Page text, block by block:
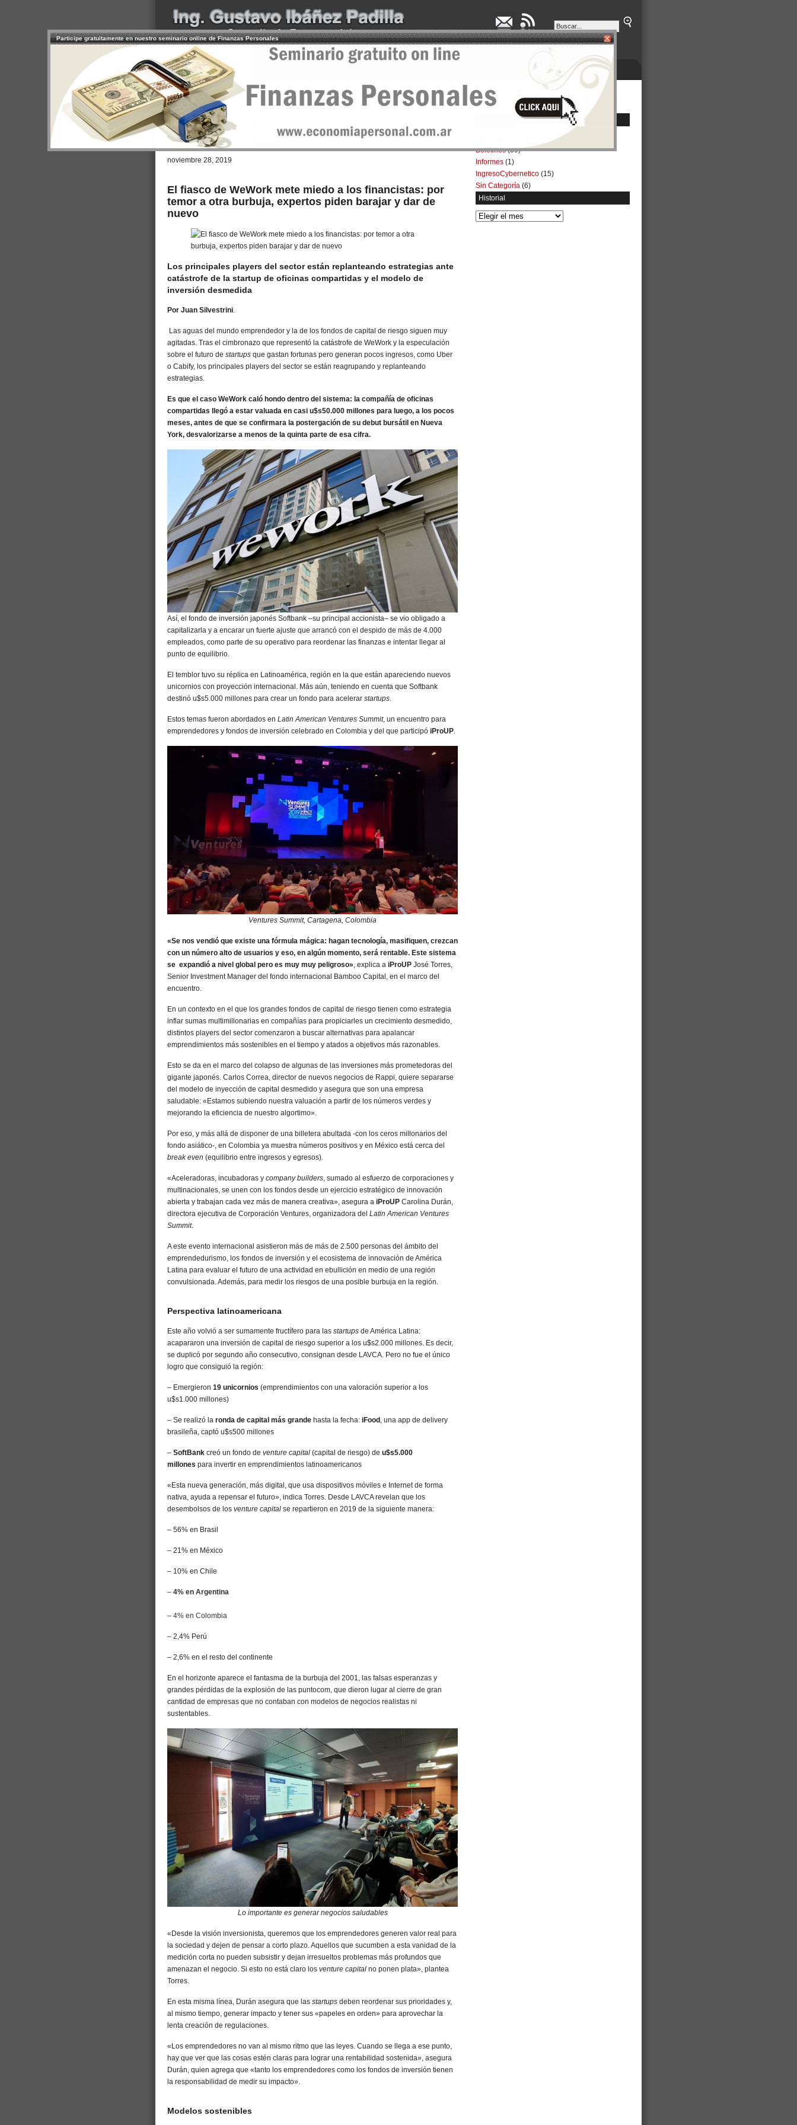
INICIO SERVICIOS BOLETINES NEGOCIOS
CONTACTO USUARIO
Browse >Home/
El fiasco de We Work
noviembre 28, 2019
El fiasco de WeWork mete miedo a los financistas: por
temor a otra burbuja, expertos piden barajar y dar de
nuevo
Los principales players del sector están replanteando estrategias ante
catástrofe de la startup de oficinas compartidas y el modelo de
inversión desmedida
Por Juan Silvestrini.
Las aguas del mundo emprendedor y la de los fondos de capital de riesgo siguen muy
agitadas. Tras el cimbronazo que representó la catástrofe de WeWork y la especulación
sobre el futuro de startups que gastan fortunas pero generan pocos ingresos, como Uber
o Cabify, los principales players del sector se están reagrupando y replanteando
estrategias.
Es que el caso WeWork caló hondo dentro del sistema: la compañía de oficinas
compartidas llegó a estar valuada en casi u$s50.000 millones para luego, a los pocos
meses, antes de que se confirmara la postergación de su debut bursátil en Nueva
York, desvalorizarse a menos de la quinta parte de esa cifra.
Así, el fondo de inversión japonés Softbank –su principal accionista– se vio obligado a
capitalizarla y a encarar un fuerte ajuste que arrancó con el despido de más de 4.000
empleados, como parte de su operativo para reordenar las finanzas e intentar llegar al
punto de equilibrio.
El temblor tuvo su réplica en Latinoamérica, región en la que están apareciendo nuevos
unicornios con proyección internacional. Más aún, teniendo en cuenta que Softbank
destinó u$s5.000 millones para crear un fondo para acelerar startups.
Estos temas fueron abordados en Latin American Ventures Summit, un encuentro para
emprendedores y fondos de inversión celebrado en Colombia y del que participó iProUP.
Ventures Summit, Cartagena, Colombia
«Se nos vendió que existe una fórmula mágica: hagan tecnología, masifiquen, crezcan
con un número alto de usuarios y eso, en algún momento, será rentable. Este sistema
se expandió a nivel global pero es muy muy peligroso», explica a iProUP José Torres,
Senior Investment Manager del fondo internacional Bamboo Capital, en el marco del
encuentro.
En un contexto en el que los grandes fondos de capital de riesgo tienen como estrategia
inflar sumas multimillonarias en compañías para propiciarles un crecimiento desmedido,
distintos players del sector comenzaron a buscar alternativas para apalancar
emprendimientos más sostenibles en el tiempo y atados a objetivos más razonables.
Esto se da en el marco del colapso de algunas de las inversiones más prometedoras del
gigante japonés. Carlos Correa, director de nuevos negocios de Rappi, quiere separarse
del modelo de inyección de capital desmedido y asegura que son una empresa
saludable: «Estamos subiendo nuestra valuación a partir de los números verdes y
mejorando la eficiencia de nuestro algortimo».
Por eso, y más allá de disponer de una billetera abultada -con los ceros millonarios del
fondo asiático-, en Colombia ya muestra números positivos y en México está cerca del
break even (equilibrio entre ingresos y egresos).
«Aceleradoras, incubadoras y company builders, sumado al esfuerzo de corporaciones y
multinacionales, se unen con los fondos desde un ejercicio estratégico de innovación
abierta y trabajan cada vez más de manera creativa», asegura a iProUP Carolina Durán,
directora ejecutiva de Corporación Ventures, organizadora del Latin American Ventures
Summit.
A este evento internacional asistieron más de más de 2.500 personas del ámbito del
emprendedurismo, los fondos de inversión y el ecosistema de innovación de América
Latina para evaluar el futuro de una actividad en ebullición en medio de una región
convulsionada. Además, para medir los riesgos de una posible burbuja en la región.
Perspectiva latinoamericana
Este año volvió a ser sumamente fructífero para las startups de América Latina:
acapararon una inversión de capital de riesgo superior a los u$s2.000 millones. Es decir,
se duplicó por segundo año consecutivo, consignan desde LAVCA. Pero no fue el único
logro que consiguió la región:
– Emergieron 19 unicornios (emprendimientos con una valoración superior a los
u$s1.000 millones)
– Se realizó la ronda de capital más grande hasta la fecha: iFood , una app de delivery
brasileña, captó u$s500 millones
– SoftBank creó un fondo de venture capital (capital de riesgo) de u$s5.000
millones para invertir en emprendimientos latinoamericanos
«Esta nueva generación, más digital, que usa dispositivos móviles e Internet de forma
nativa, ayuda a repensar el futuro», indica Torres. Desde LAVCA revelan que los
desembolsos de los venture capital se repartieron en 2019 de la siguiente manera:
– 56% en Brasil
– 21% en México
– 10% en Chile
– 4% en Argentina
– 4% en Colombia
– 2,4% Perú
– 2,6% en el resto del continente
En el horizonte aparece el fantasma de la burbuja del 2001, las falsas esperanzas y
grandes pérdidas de la explosión de las puntocom, que dieron lugar al cierre de gran
cantidad de empresas que no contaban con modelos de negocios realistas ni
sustentables.
Lo importante es generar negocios saludables
«Desde la visión inversionista, queremos que los emprendedores generen valor real para
la sociedad y dejen de pensar a corto plazo. Aquellos que sucumben a esta vanidad de la
medición corta no pueden subsistir y dejan irresueltos problemas más profundos que
amenazan el negocio. Si esto no está claro los venture capital no ponen plata», plantea
Torres.
En esta misma línea, Durán asegura que las startups deben reordenar sus prioridades y,
al mismo tiempo, generar impacto y tener sus «papeles en orden» para aprovechar la
lenta creación de regulaciones.
«Los emprendedores no van al mismo ritmo que las leyes. Cuando se llega a ese punto,
hay que ver que las cosas estén claras para lograr una rentabilidad sostenida», asegura
Durán, quien agrega que «tanto los emprendedores como los fondos de inversión tienen
la responsabilidad de medir su impacto».
Modelos sostenibles
Participe gratuitamente en nuestro seminario online de Finanzas Personales
Boletines(39)
Informes (1)
IngresoCybernetico (15)
Sin Categoría (6)
Historial
Historial